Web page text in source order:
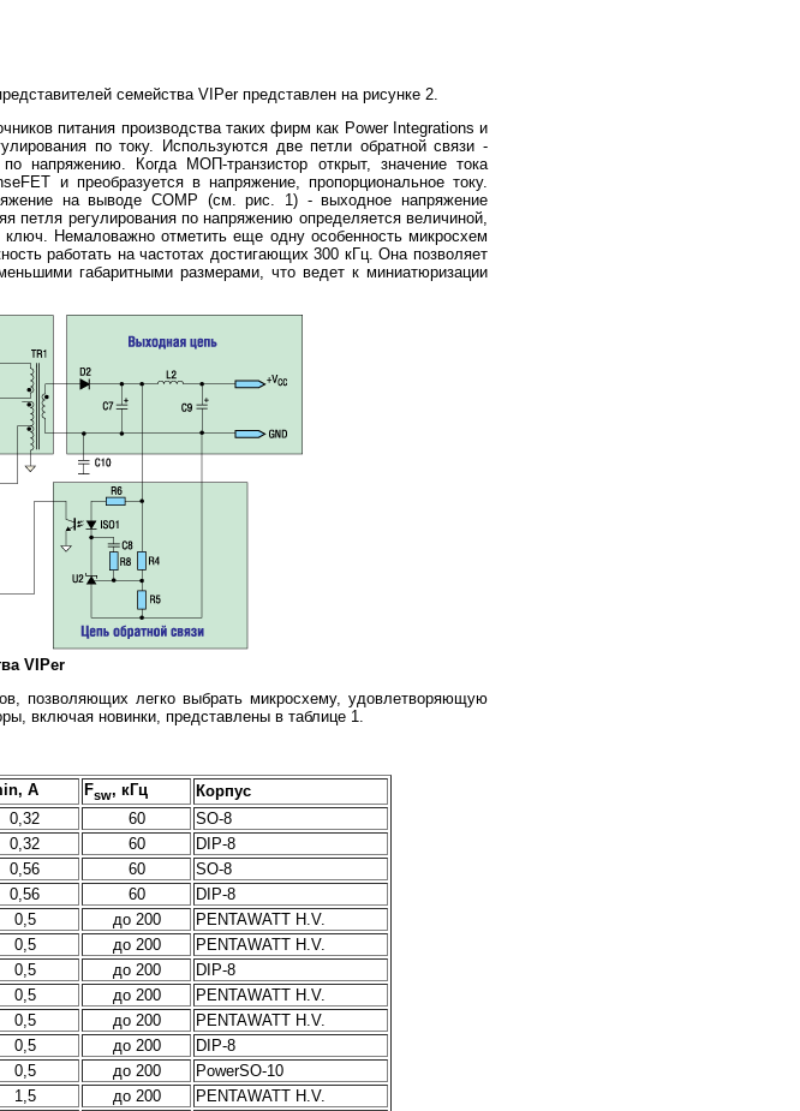
семейства VIPer представлен на рисунке 2.
питания производства таких фирм как Power Integrations и
по току. Используются две петли обратной связи -
напряжению. Когда МОП-транзистор открыт, значение тока
и преобразуется в напряжение, пропорциональное току.
на выводе COMP (см. рис. 1) - выходное напряжение
петля регулирования по напряжению определяется величиной,
ключ. Немаловажно отметить еще одну особенность микросхем
работать на частотах достигающих 300 кГц. Она позволяет
габаритными размерами, что ведет к миниатюризации
VIPer
позволяющих легко выбрать микросхему, удовлетворяющую
включая новинки, представлены в таблице 1.
А Fsw, кГц
Корпус
0,32 60
SO-8
0,32 60
DIP-8
0,56 60
SO-8
0,56 60
DIP-8
0,5 до 200
PENTAWATT H.V.
0,5 до 200
PENTAWATT H.V.
0,5 до 200
DIP-8
0,5 до 200
PENTAWATT H.V.
0,5 до 200
PENTAWATT H.V.
0,5 до 200
DIP-8
0,5 до 200
PowerSO-10
1,5 до 200
PENTAWATT H.V.